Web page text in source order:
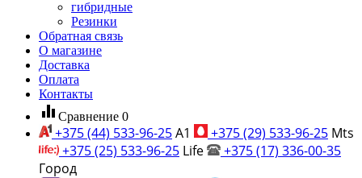
гибридные
Резинки
Обратная связь
О магазине
Доставка
Оплата
Контакты
equalizer Сравнение 0
+375 (44) 533-96-25A1 +375 (29) 533-96-25 Mts
+375 (25) 533-96-25 Life
+375 (17) 336-00-35
Город